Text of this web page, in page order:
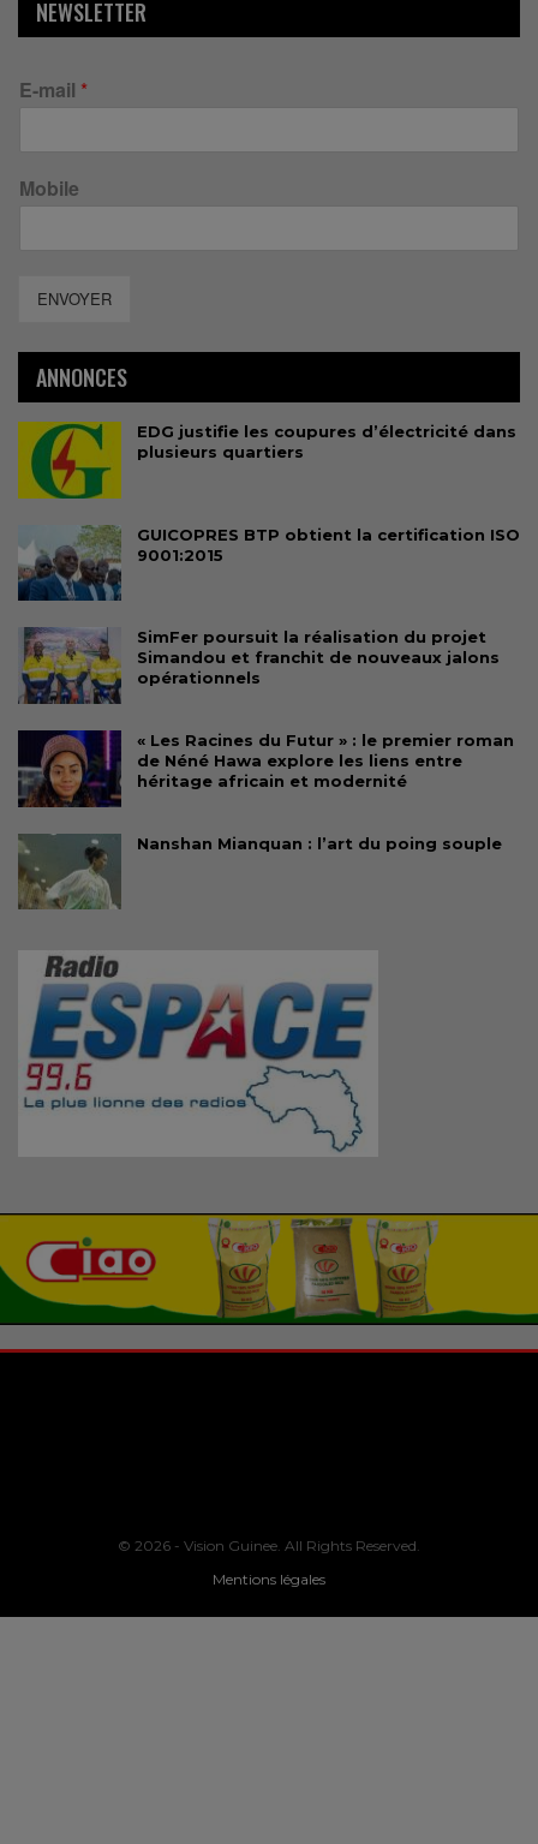
NEWSLETTER
E-mail *
Mobile
ENVOYER
ANNONCES
EDG justifie les coupures d’électricité dans
plusieurs quartiers
GUICOPRES BTP obtient la certification ISO
9001:2015
SimFer poursuit la réalisation du projet
Simandou et franchit de nouveaux jalons
opérationnels
« Les Racines du Futur » : le premier roman
de Néné Hawa explore les liens entre
héritage africain et modernité
Nanshan Mianquan : l’art du poing souple
© 2026 - Vision Guinee. All Rights Reserved.
Mentions légales